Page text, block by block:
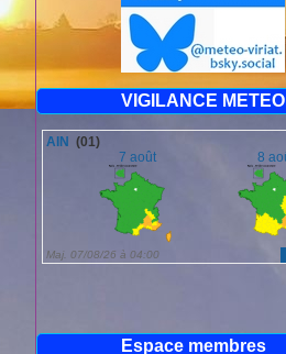
VIGILANCE METEO
Espace membres